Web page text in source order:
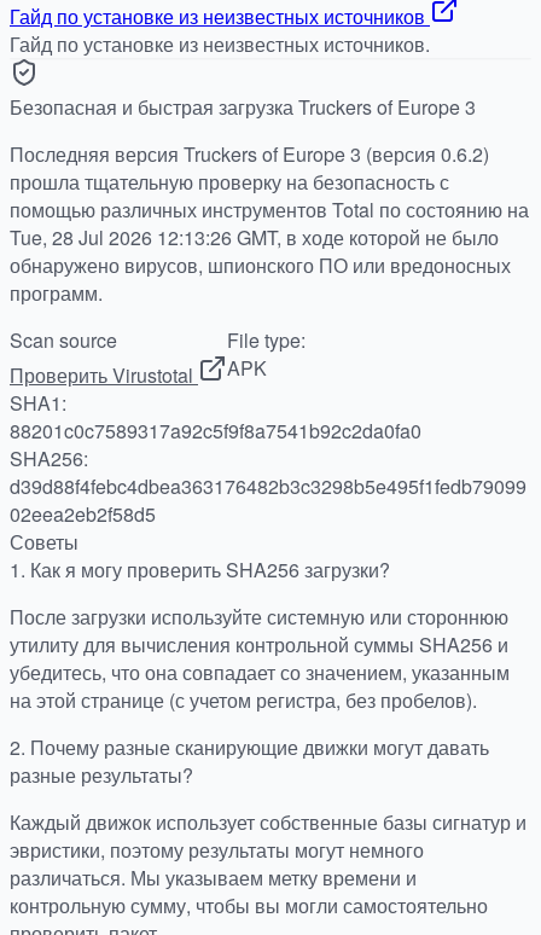
Гайд по установке из неизвестных источников
Гайд по установке из неизвестных источников.
Безопасная и быстрая загрузка Truckers of Europe 3
Последняя версия Truckers of Europe 3 (версия 0.6.2)
прошла тщательную проверку на безопасность с
помощью различных инструментов Total по состоянию на
Tue, 28 Jul 2026 12:13:26 GMT, в ходе которой не было
обнаружено вирусов, шпионского ПО или вредоносных
программ.
Scan source
Проверить Virustotal
File type:
APK
SHA1:
88201c0c7589317a92c5f9f8a7541b92c2da0fa0
SHA256:
d39d88f4febc4dbea363176482b3c3298b5e495f1fedb79099
02eea2eb2f58d5
Советы
1. Как я могу проверить SHA256 загрузки?
После загрузки используйте системную или стороннюю
утилиту для вычисления контрольной суммы SHA256 и
убедитесь, что она совпадает со значением, указанным
на этой странице (с учетом регистра, без пробелов).
2. Почему разные сканирующие движки могут давать
разные результаты?
Каждый движок использует собственные базы сигнатур и
эвристики, поэтому результаты могут немного
различаться. Мы указываем метку времени и
контрольную сумму, чтобы вы могли самостоятельно